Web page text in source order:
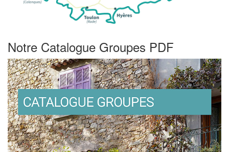
Notre Catalogue Groupes PDF